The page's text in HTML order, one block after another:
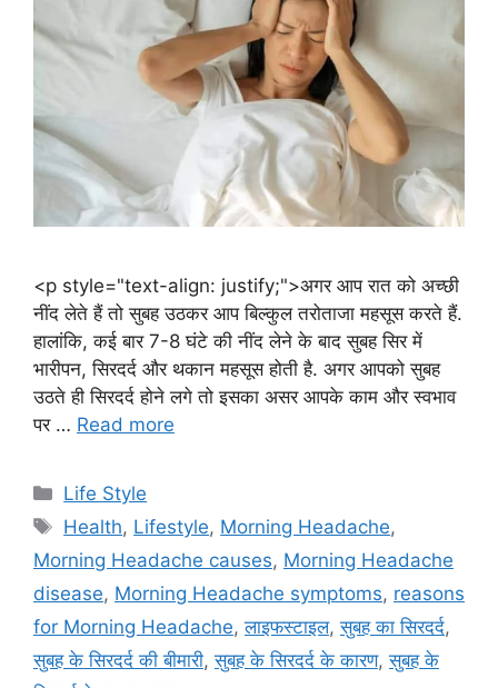
<p style="text-align: justify;">अगर आप रात को अच्छी
नींद लेते हैं तो सुबह उठकर आप बिल्कुल तरोताजा महसूस करते हैं.
हालांकि, कई बार 7-8 घंटे की नींद लेने के बाद सुबह सिर में
भारीपन, सिरदर्द और थकान महसूस होती है. अगर आपको सुबह
उठते ही सिरदर्द होने लगे तो इसका असर आपके काम और स्वभाव
पर … Read more
C
a
e
g
o
r
i
Life Style
T
s
Health, Lifestyle, Morning Headache,
Morning Headache causes, Morning Headache
disease, Morning Headache symptoms, reasons
for Morning Headache,लाइफस्टाइल,सुबह का सिरदर्द,
सुबह के सिरदर्द की बीमारी,सुबह के सिरदर्द के कारण,सुबह के